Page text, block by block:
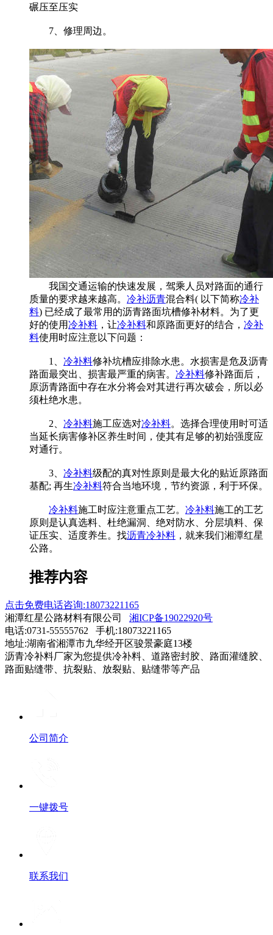
碾压至压实
7、修理周边。
我国交通运输的快速发展，驾乘人员对路面的通行
质量的要求越来越高。 冷补沥青混合料( 以下简称冷补
料) 已经成了最常用的沥青路面坑槽修补材料。为了更
好的使用冷补料 ，让冷补料和原路面更好的结合， 冷补
料使用时应注意以下问题：
1、 冷补料修补坑槽应排除水患。水损害是危及沥青
路面最突出、损害最严重的病害。 冷补料修补路面后，
原沥青路面中存在水分将会对其进行再次破会，所以必
须杜绝水患。
2、 冷补料施工应选对冷补料。选择合理使用时可适
当延长病害修补区养生时间，使其有足够的初始强度应
对通行。
3、 冷补料级配的真对性原则是最大化的贴近原路面
基配; 再生冷补料符合当地环境，节约资源，利于环保。
冷补料施工时应注意重点工艺。 冷补料施工的工艺
原则是认真选料、杜绝漏洞、绝对防水、分层填料、保
证压实、适度养生。找沥青冷补料 ，就来我们湘潭红星
公路。
推荐内容
点击免费电话咨询:18073221165
湘潭红星公路材料有限公司 湘ICP备19022920号
电话:0731-55555762 手机:18073221165
地址:湖南省湘潭市九华经开区骏景豪庭13楼
沥青冷补料厂家为您提供冷补料、道路密封胶、路面灌缝胶、
路面贴缝带、抗裂贴、放裂贴、贴缝带等产品
公司简介
一键拨号
联系我们